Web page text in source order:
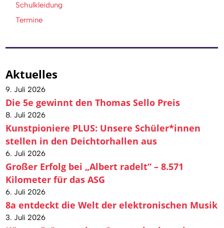
Schulkleidung
Termine
Aktuelles
9. Juli 2026
Die 5e gewinnt den Thomas Sello Preis
8. Juli 2026
Kunstpioniere PLUS: Unsere Schüler*innen
stellen in den Deichtorhallen aus
6. Juli 2026
Großer Erfolg bei „Albert radelt“ – 8.571
Kilometer für das ASG
6. Juli 2026
8a entdeckt die Welt der elektronischen Musik
3. Juli 2026